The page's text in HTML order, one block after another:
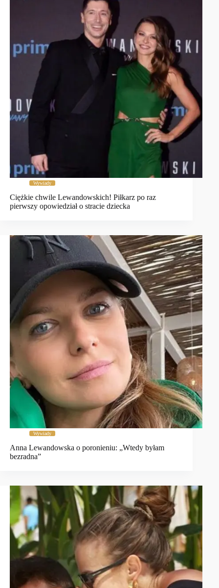
Wywiady
Ciężkie chwile Lewandowskich! Piłkarz po raz
pierwszy opowiedział o stracie dziecka
Wywiady
Anna Lewandowska o poronieniu: „Wtedy byłam
bezradna”